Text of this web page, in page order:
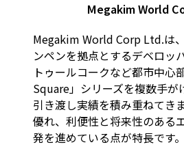
Megakim World
Megakim World Corp Ltd.は
ンペンを拠点とするデベロッ
トゥールコークなど都市中心
Square」シリーズを複数手が
引き渡し実績を積み重ねてき
優れ、利便性と将来性のある
発を進めている点が特長です。